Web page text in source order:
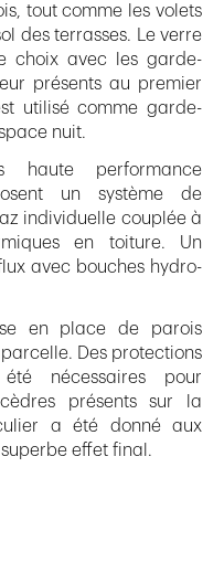
tout comme les volets
des terrasses. Le verre
choix avec les garde-
présents au premier
utilisé comme garde-
nuit.
haute performance
un système de
individuelle couplée à
en toiture. Un
avec bouches hydro-
en place de parois
Des protections
nécessaires pour
présents sur la
a été donné aux
effet final.